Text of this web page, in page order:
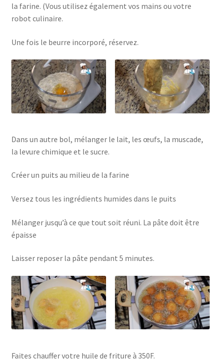
la farine. (Vous utilisez également vos mains ou votre
robot culinaire.
Une fois le beurre incorporé, réservez.
Dans un autre bol, mélanger le lait, les œufs, la muscade,
la levure chimique et le sucre.
Créer un puits au milieu de la farine
Versez tous les ingrédients humides dans le puits
Mélanger jusqu’à ce que tout soit réuni. La pâte doit être
épaisse
Laisser reposer la pâte pendant 5 minutes.
Faites chauffer votre huile de friture à 350F.